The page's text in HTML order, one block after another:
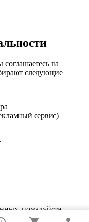
на
следующие
сервис)
пожалуйста,